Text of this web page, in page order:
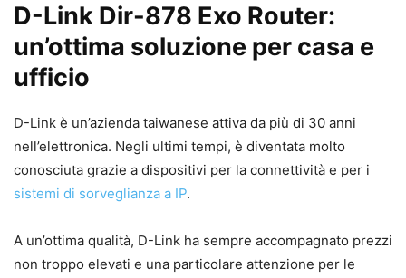
D-Link Dir-878 Exo Router:
un’ottima soluzione per casa e
ufficio
D-Link è un’azienda taiwanese attiva da più di 30 anni
nell’elettronica. Negli ultimi tempi, è diventata molto
conosciuta grazie a dispositivi per la connettività e per i
sistemi di sorveglianza a IP.
A un’ottima qualità, D-Link ha sempre accompagnato prezzi
non troppo elevati e una particolare attenzione per le